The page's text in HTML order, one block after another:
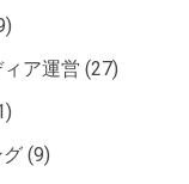
ア運営 (27)
(9)